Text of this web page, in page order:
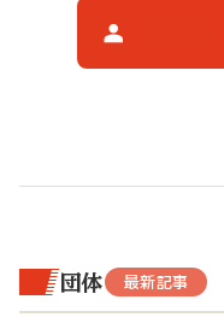
団体 最新記事